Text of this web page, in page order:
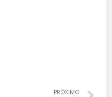
PRÓXIMO